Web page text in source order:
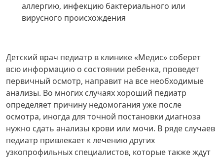
аллергию, инфекцию бактериального или
вирусного происхождения
Детский врач педиатр в клинике «Медис» соберет
всю информацию о состоянии ребенка, проведет
первичный осмотр, направит на все необходимые
анализы. Во многих случаях хороший педиатр
определяет причину недомогания уже после
осмотра, иногда для точной постановки диагноза
нужно сдать анализы крови или мочи. В ряде случаев
педиатр привлекает к лечению других
узкопрофильных специалистов, которые также ждут